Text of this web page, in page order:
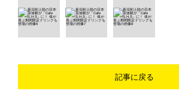
記事に戻る